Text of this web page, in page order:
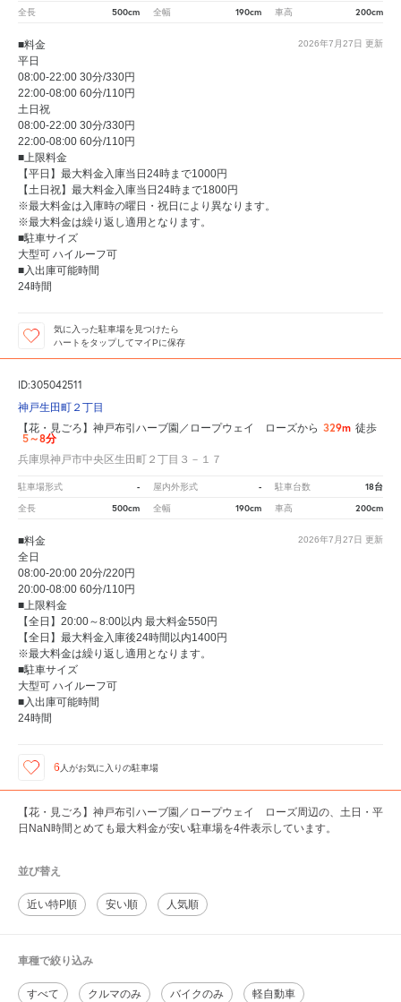
全長 500cm 全幅 190cm 車高 200cm
2026年7月27日 更新
■料金
平日
08:00-22:00 30分/330円
22:00-08:00 60分/110円
土日祝
08:00-22:00 30分/330円
22:00-08:00 60分/110円
■上限料金
【平日】最大料金入庫当日24時まで1000円
【土日祝】最大料金入庫当日24時まで1800円
※最大料金は入庫時の曜日・祝日により異なります。
※最大料金は繰り返し適用となります。
■駐車サイズ
大型可 ハイルーフ可
■入出庫可能時間
24時間
気に入った駐車場を見つけたら
ハートをタップしてマイPに保存
ID:305042511
神戸生田町２丁目
【花・見ごろ】神戸布引ハーブ園／ロープウェイ ローズから 329m 徒歩
5～8分
兵庫県神戸市中央区生田町２丁目３－１７
駐車場形式 - 屋内外形式 - 駐車台数 18台
全長 500cm 全幅 190cm 車高 200cm
2026年7月27日 更新
■料金
全日
08:00-20:00 20分/220円
20:00-08:00 60分/110円
■上限料金
【全日】20:00～8:00以内 最大料金550円
【全日】最大料金入庫後24時間以内1400円
※最大料金は繰り返し適用となります。
■駐車サイズ
大型可 ハイルーフ可
■入出庫可能時間
24時間
6 人がお気に入りの駐車場
【花・見ごろ】神戸布引ハーブ園／ロープウェイ ローズ周辺の、土日・平
日NaN時間とめても最大料金が安い駐車場を4件表示しています。
並び替え
近い特P順 安い順 人気順
車種で絞り込み
すべて クルマのみ バイクのみ 軽自動車